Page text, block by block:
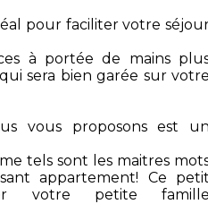
pour faciliter votre
à portée de mains
sera bien garée sur
vous proposons est
tels sont les maitres
appartement! Ce
votre petite